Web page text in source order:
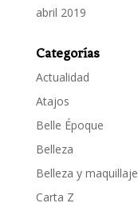
abril 2019
Categorías
Actualidad
Atajos
Belle Époque
Belleza
Belleza y maquillaje
Carta Z